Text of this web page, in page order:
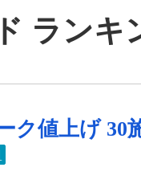
ランキ
ク値上げ 30